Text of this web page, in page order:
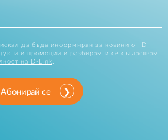
да бъда информиран за новини от D-
и промоции и разбирам и се съгласявам
на D-Link
Абонирай се